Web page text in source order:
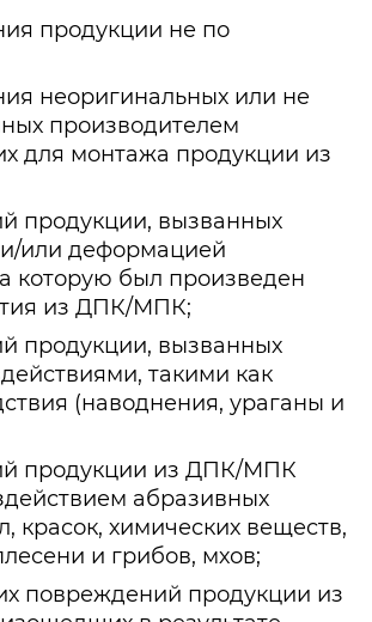
продукции не по
неоригинальных или не
производителем
для монтажа продукции из
продукции, вызванных
или деформацией
которую был произведен
из ДПК/МПК;
продукции, вызванных
такими как
(наводнения, ураганы и
продукции из ДПК/МПК
абразивных
красок, химических веществ,
и грибов, мхов;
повреждений продукции из